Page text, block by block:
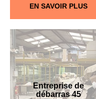
EN SAVOIR PLUS
Entreprise de
débarras 45